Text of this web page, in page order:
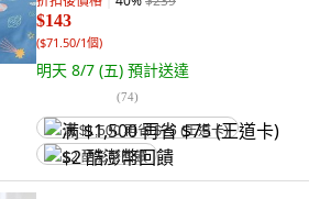
$143
($71.50/1個)
明天 8/7 (五) 預計送達
(74)
满 $1,500 再省 $75 (王道卡)
$2 酷澎幣回饋